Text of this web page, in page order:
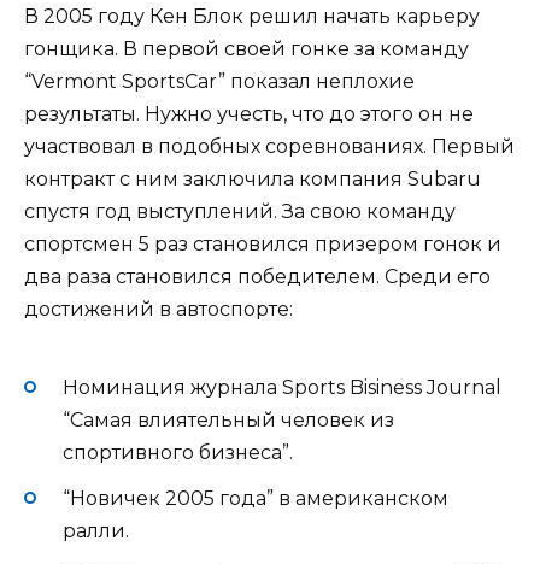
В 2005 году Кен Блок решил начать карьеру
гонщика. В первой своей гонке за команду
“Vermont SportsCar” показал неплохие
результаты. Нужно учесть, что до этого он не
участвовал в подобных соревнованиях. Первый
контракт с ним заключила компания Subaru
спустя год выступлений. За свою команду
спортсмен 5 раз становился призером гонок и
два раза становился победителем. Среди его
достижений в автоспорте:
Номинация журнала Sports Bisiness Journal
“Самая влиятельный человек из
спортивного бизнеса”.
“Новичек 2005 года” в американском
ралли.